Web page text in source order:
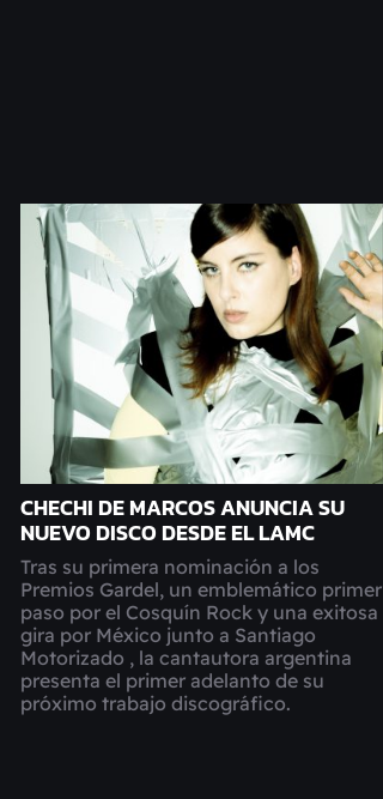
CHECHI DE MARCOS ANUNCIA SU
NUEVO DISCO DESDE EL LAMC
Tras su primera nominación a los
Premios Gardel, un emblemático primer
paso por el Cosquín Rock y una exitosa
gira por México junto a Santiago
Motorizado , la cantautora argentina
presenta el primer adelanto de su
próximo trabajo discográfico.